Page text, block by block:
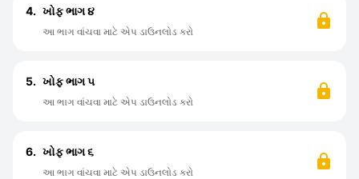
4. ખોફ ભાગ ૪
આ ભાગ વાંચવા માટે એપ ડાઉનલોડ કરો
5. ખોફ ભાગ ૫
આ ભાગ વાંચવા માટે એપ ડાઉનલોડ કરો
6. ખોફ ભાગ ૬
આ ભાગ વાંચવા માટે એપ ડાઉનલોડ કરો